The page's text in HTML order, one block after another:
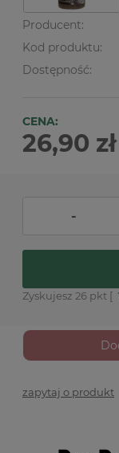
Producent:
Kod produktu:
Dostępność:
CENA:
26,90 zł
-
Zyskujesz 26 pkt [
zapytaj o produkt